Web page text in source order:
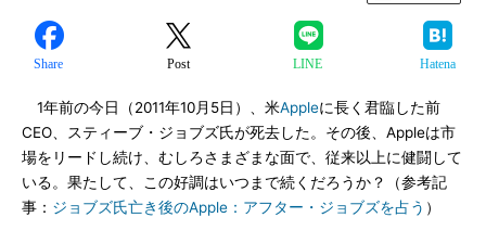
Share Post LINE Hatena
1年前の今日（2011年10月5日）、米Appleに長く君臨した前
CEO、スティーブ・ジョブズ氏が死去した。その後、Appleは市
場をリードし続け、むしろさまざまな面で、従来以上に健闘して
いる。果たして、この好調はいつまで続くだろうか？（参考記
事： ジョブズ氏亡き後のApple：アフター・ジョブズを占う ）